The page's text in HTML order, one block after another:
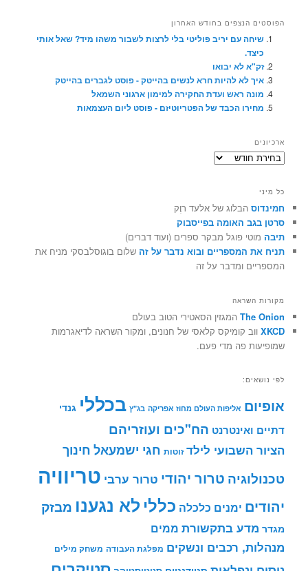
הפוסטים הנצפים בחודש האחרון
שיחה עם יריב פוליטי בלי לרצות לשבור משהו מיד? שאל אותי
כיצד.
זק"א לא יבואו
איך לא להיות חרא לנשים בהייטק - פוסט לגברים בהייטק
מונה ראש ועדת החקירה למימון ארגוני השמאל
מחירו הכבד של הפטריוטיזם - פוסט ליום העצמאות
ארכיונים
ארכיונים
כל מיני
חמינדוס הבלוג של אלעד רוֶק
סרטן בגב האומה בפייסבוק
תיבה מוטי פוגל מבקר ספרים (ועוד דברים)
תניח את המספריים ובוא נדבר על זה שלום בוגוסלבסקי מניח את
המספריים ומדבר על זה
מקורות השראה
The Onion המגזין הסאטירי הטוב בעולם
XKCD ווב קומיקס קלאסי של חנונים, ומקור השראה לדיאגרמות
שמופיעות פה מדי פעם.
לפי נושאים:
אופיום אליפות העולם מחוז אפריקה בג"ץ בכללי גנדי
דתיים ואינטרנט הח"כים ועוזריהם
הציור השבועי לילד זוטות חגי ישמעאל חינוך
טכנולוגיה טרור יהודי טרור ערבי טריוויה
יהודים ימנים כלכלה כללי לא נגענו מבזק
מגדר מדע בתקשורת ממים
מנהלות, רכבים ונשקים מפלגת העבודה משחק מילים